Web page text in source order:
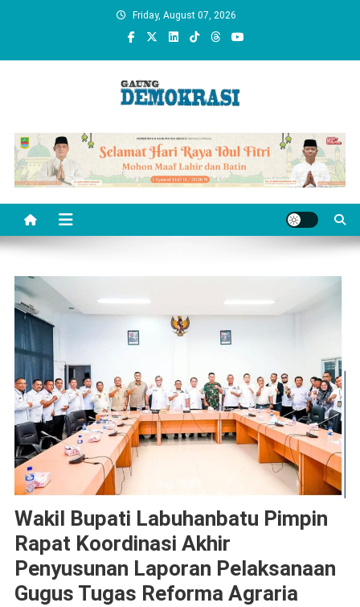
Friday, August 07, 2026
gaungdemokrasi.com
Wakil Bupati Labuhanbatu Pimpin
Rapat Koordinasi Akhir
Penyusunan Laporan Pelaksanaan
Gugus Tugas Reforma Agraria